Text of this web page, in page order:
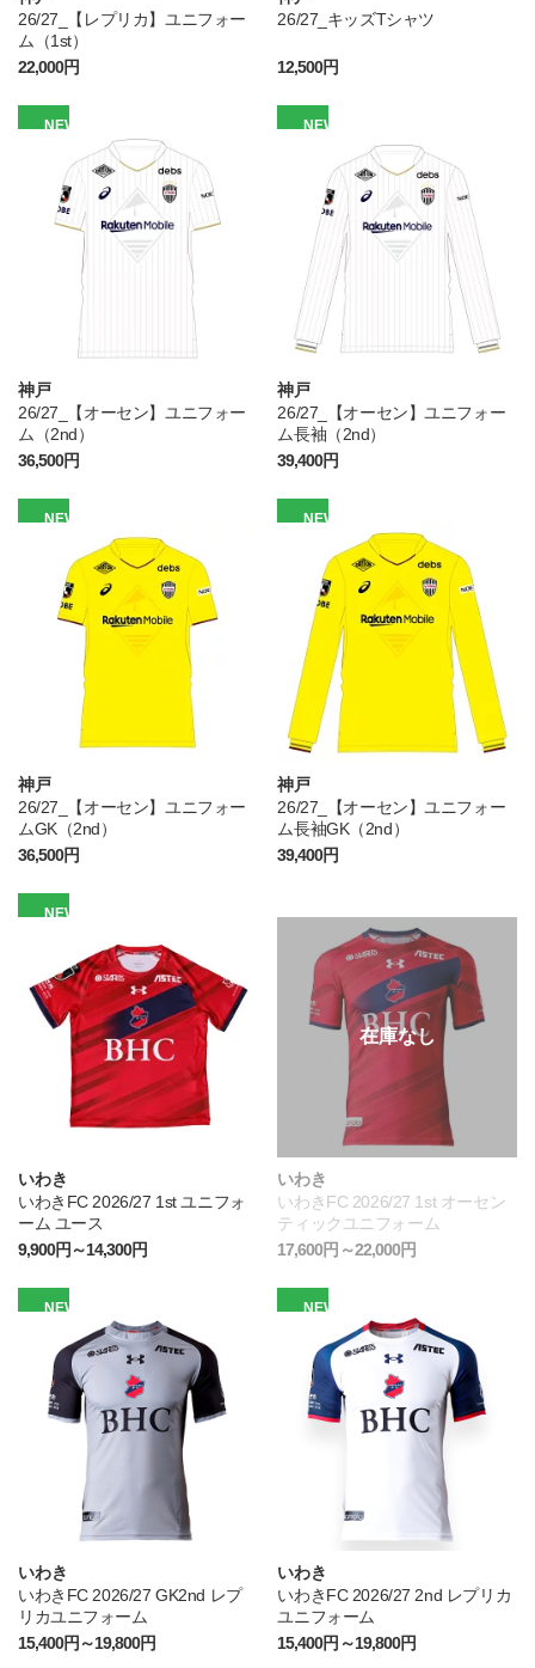
26/27_【レプリカ】ユニフォー
ム（1st）
22,000円
26/27_キッズTシャツ
12,500円
NEW
神戸
26/27_【オーセン】ユニフォー
ム（2nd）
36,500円
NEW
神戸
26/27_【オーセン】ユニフォー
ム長袖（2nd）
39,400円
NEW
神戸
26/27_【オーセン】ユニフォー
ムGK（2nd）
36,500円
NEW
神戸
26/27_【オーセン】ユニフォー
ム長袖GK（2nd）
39,400円
NEW
いわき
いわきFC 2026/27 1st ユニフォ
ーム ユース
9,900円～14,300円
いわき
いわきFC 2026/27 1st オーセン
ティックユニフォーム
17,600円～22,000円
NEW
いわき
いわきFC 2026/27 GK2nd レプ
リカユニフォーム
15,400円～19,800円
NEW
いわき
いわきFC 2026/27 2nd レプリカ
ユニフォーム
15,400円～19,800円